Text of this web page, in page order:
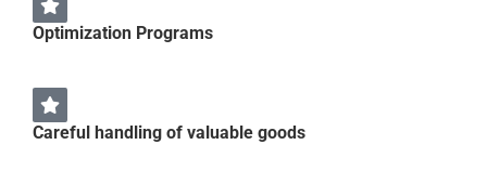
Optimization Programs
Careful handling of valuable goods